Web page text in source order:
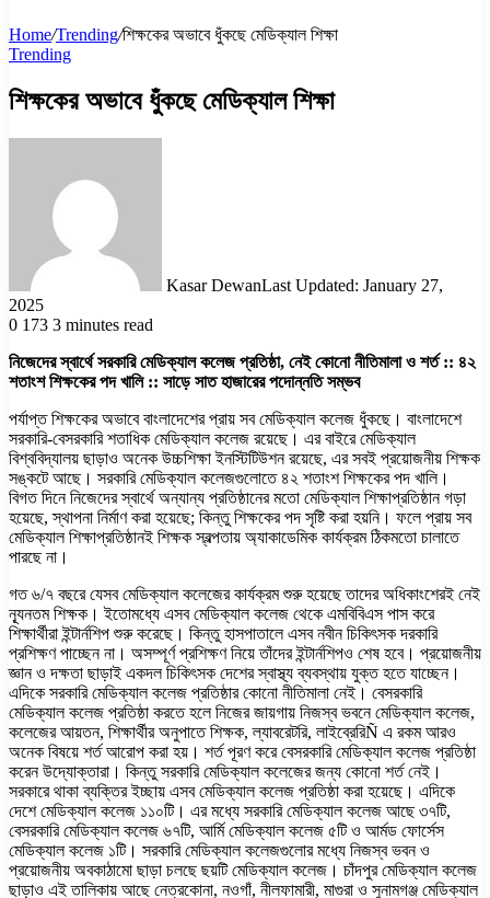
Home/Trending/শিক্ষকের অভাবে ধুঁকছে মেডিক্যাল শিক্ষা
Trending
শিক্ষকের অভাবে ধুঁকছে মেডিক্যাল শিক্ষা
Kasar DewanLast Updated: January 27,
2025
0 173 3 minutes read
নিজেদের স্বার্থে সরকারি মেডিক্যাল কলেজ প্রতিষ্ঠা, নেই কোনো নীতিমালা ও শর্ত :: ৪২
শতাংশ শিক্ষকের পদ খালি :: সাড়ে সাত হাজারের পদোন্নতি সম্ভব
পর্যাপ্ত শিক্ষকের অভাবে বাংলাদেশের প্রায় সব মেডিক্যাল কলেজ ধুঁকছে। বাংলাদেশে
সরকারি-বেসরকারি শতাধিক মেডিক্যাল কলেজ রয়েছে। এর বাইরে মেডিক্যাল
বিশ্ববিদ্যালয় ছাড়াও অনেক উচ্চশিক্ষা ইনস্টিটিউশন রয়েছে, এর সবই প্রয়োজনীয় শিক্ষক
সঙ্কটে আছে। সরকারি মেডিক্যাল কলেজগুলোতে ৪২ শতাংশ শিক্ষকের পদ খালি।
বিগত দিনে নিজেদের স্বার্থে অন্যান্য প্রতিষ্ঠানের মতো মেডিক্যাল শিক্ষাপ্রতিষ্ঠান গড়া
হয়েছে, স্থাপনা নির্মাণ করা হয়েছে; কিন্তু শিক্ষকের পদ সৃষ্টি করা হয়নি। ফলে প্রায় সব
মেডিক্যাল শিক্ষাপ্রতিষ্ঠানই শিক্ষক স্বল্পতায় অ্যাকাডেমিক কার্যক্রম ঠিকমতো চালাতে
পারছে না।
গত ৬/৭ বছরে যেসব মেডিক্যাল কলেজের কার্যক্রম শুরু হয়েছে তাদের অধিকাংশেরই নেই
ন্যূনতম শিক্ষক। ইতোমধ্যে এসব মেডিক্যাল কলেজ থেকে এমবিবিএস পাস করে
শিক্ষার্থীরা ইন্টার্নশিপ শুরু করেছে। কিন্তু হাসপাতালে এসব নবীন চিকিৎসক দরকারি
প্রশিক্ষণ পাচ্ছেন না। অসম্পূর্ণ প্রশিক্ষণ নিয়ে তাঁদের ইন্টার্নশিপও শেষ হবে। প্রয়োজনীয়
জ্ঞান ও দক্ষতা ছাড়াই একদল চিকিৎসক দেশের স্বাস্থ্য ব্যবস্থায় যুক্ত হতে যাচ্ছেন।
এদিকে সরকারি মেডিক্যাল কলেজ প্রতিষ্ঠার কোনো নীতিমালা নেই। বেসরকারি
মেডিক্যাল কলেজ প্রতিষ্ঠা করতে হলে নিজের জায়গায় নিজস্ব ভবনে মেডিক্যাল কলেজ,
কলেজের আয়তন, শিক্ষার্থীর অনুপাতে শিক্ষক, ল্যাবরেটরি, লাইব্রেরিÑ এ রকম আরও
অনেক বিষয়ে শর্ত আরোপ করা হয়। শর্ত পূরণ করে বেসরকারি মেডিক্যাল কলেজ প্রতিষ্ঠা
করেন উদ্যোক্তারা। কিন্তু সরকারি মেডিক্যাল কলেজের জন্য কোনো শর্ত নেই।
সরকারে থাকা ব্যক্তির ইচ্ছায় এসব মেডিক্যাল কলেজ প্রতিষ্ঠা করা হয়েছে। এদিকে
দেশে মেডিক্যাল কলেজ ১১০টি। এর মধ্যে সরকারি মেডিক্যাল কলেজ আছে ৩৭টি,
বেসরকারি মেডিক্যাল কলেজ ৬৭টি, আর্মি মেডিক্যাল কলেজ ৫টি ও আর্মড ফোর্সেস
মেডিক্যাল কলেজ ১টি। সরকারি মেডিক্যাল কলেজগুলোর মধ্যে নিজস্ব ভবন ও
প্রয়োজনীয় অবকাঠামো ছাড়া চলছে ছয়টি মেডিক্যাল কলেজ। চাঁদপুর মেডিক্যাল কলেজ
ছাড়াও এই তালিকায় আছে নেত্রকোনা, নওগাঁ, নীলফামারী, মাগুরা ও সুনামগঞ্জ মেডিক্যাল